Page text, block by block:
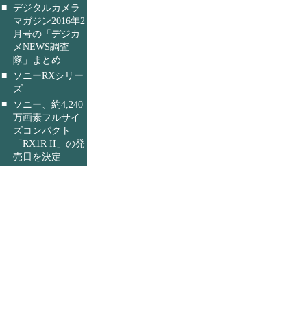
■ デジタルカメラ
マガジン2016年2
月号の「デジカ
メNEWS調査
隊」まとめ
■
ソニーRXシリー
ズ
■
ソニー、約4,240
万画素フルサイ
ズコンパクト
「RX1R II」の発
売日を決定